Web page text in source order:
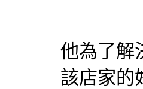
他為了解
該店家的